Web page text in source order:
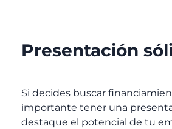
Presentación
Si decides buscar
importante tener una
destaque el potencial de tu